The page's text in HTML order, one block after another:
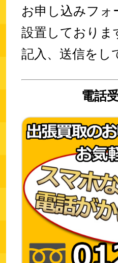
お申し込みフォ
設置しておりま
記入、送信をし
電話